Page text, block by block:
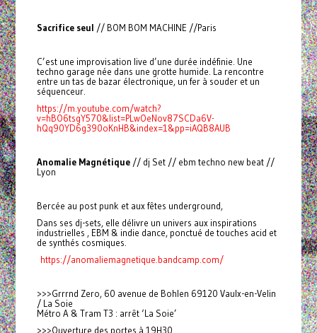
Sacrifice seul // BOM BOM MACHINE //Paris
C’est une improvisation live d’une durée indéfinie. Une
techno garage née dans une grotte humide. La rencontre
entre un tas de bazar électronique, un fer à souder et un
séquenceur.
https://m.youtube.com/watch?
v=hBO6tsgY570&list=PLwOeNov87SCDa6V-
hQq90YD6g390oKnHB&index=1&pp=iAQB8AUB
Anomalie Magnétique// dj Set // ebm techno new beat //
Lyon
Bercée au post punk et aux fêtes underground,
Dans ses dj-sets, elle délivre un univers aux inspirations
industrielles , EBM & indie dance, ponctué de touches acid et
de synthés cosmiques.
https://anomaliemagnetique.bandcamp.com/
>>>Grrrnd Zero, 60 avenue de Bohlen 69120 Vaulx-en-Velin
/ La Soie
Métro A & Tram T3 : arrêt ‘La Soie’
>>>Ouverture des portes à 19H30